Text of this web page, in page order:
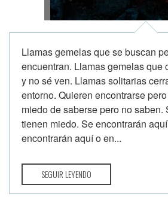
Llamas gemelas que se buscan
encuentran. Llamas gemelas que
y no sé ven. Llamas solitarias
entorno. Quieren encontrarse
miedo de saberse pero no saben.
tienen miedo. Se encontrarán
encontrarán aquí o en...
SEGUIR LEYENDO